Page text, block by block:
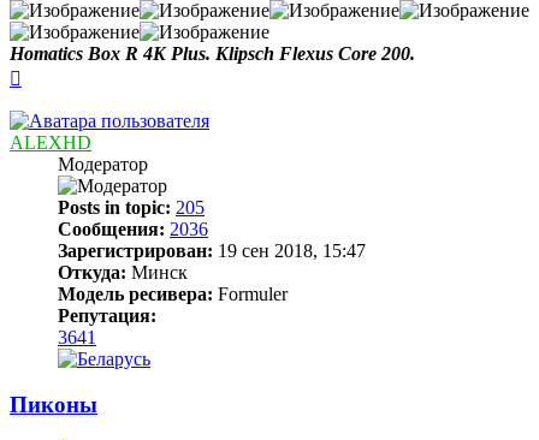
Homatics Box R 4K Plus. Klipsch Flexus Core 200.
началу
ALEXHD
Модератор
Posts in topic: 205
Сообщения: 2036
Зарегистрирован: 19 сен 2018, 15:47
Откуда: Минск
Модель ресивера: Formuler
Репутация:
3641
Пиконы